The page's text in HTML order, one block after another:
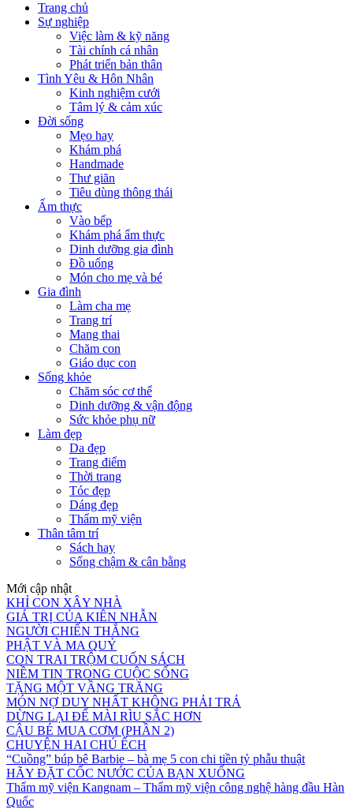
Trang chủ
Sự nghiệp
Việc làm & kỹ năng
Tài chính cá nhân
Phát triển bản thân
Tình Yêu & Hôn Nhân
Kinh nghiệm cưới
Tâm lý & cảm xúc
Đời sống
Mẹo hay
Khám phá
Handmade
Thư giãn
Tiêu dùng thông thái
Ẩm thực
Vào bếp
Khám phá ẩm thực
Dinh dưỡng gia đình
Đồ uống
Món cho mẹ và bé
Gia đình
Làm cha mẹ
Trang trí
Mang thai
Chăm con
Giáo dục con
Sống khỏe
Chăm sóc cơ thể
Dinh dưỡng & vận động
Sức khỏe phụ nữ
Làm đẹp
Da đẹp
Trang điểm
Thời trang
Tóc đẹp
Dáng đẹp
Thẩm mỹ viện
Thân tâm trí
Sách hay
Sống chậm & cân bằng
Mới cập nhật
KHỈ CON XÂY NHÀ
GIÁ TRỊ CỦA KIÊN NHẪN
NGƯỜI CHIẾN THẮNG
PHẬT VÀ MA QUỶ
CON TRAI TRỘM CUỐN SÁCH
NIỀM TIN TRONG CUỘC SỐNG
TẶNG MỘT VẦNG TRĂNG
MÓN NỢ DUY NHẤT KHÔNG PHẢI TRẢ
DỪNG LẠI ĐỂ MÀI RÌU SẮC HƠN
CẬU BÉ MUA CƠM (PHẦN 2)
CHUYỆN HAI CHÚ ẾCH
“Cuồng” búp bê Barbie – bà mẹ 5 con chi tiền tỷ phẫu thuật
HÃY ĐẶT CỐC NƯỚC CỦA BẠN XUỐNG
Thẩm mỹ viện Kangnam – Thẩm mỹ viện công nghệ hàng đầu Hàn
Quốc